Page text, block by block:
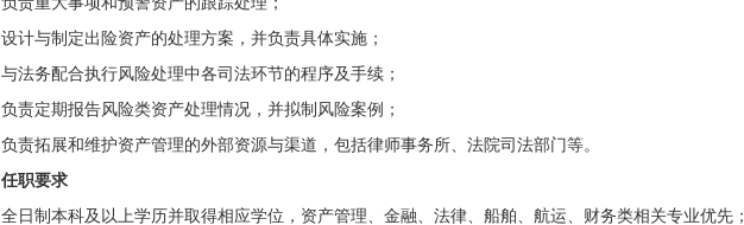
负责重大事项和预警资产的跟踪处理；
设计与制定出险资产的处理方案，并负责具体实施；
与法务配合执行风险处理中各司法环节的程序及手续；
负责定期报告风险类资产处理情况，并拟制风险案例；
负责拓展和维护资产管理的外部资源与渠道，包括律师事务所、法院司法部门等。
任职要求
全日制本科及以上学历并取得相应学位，资产管理、金融、法律、船舶、航运、财务类相关专业优先；